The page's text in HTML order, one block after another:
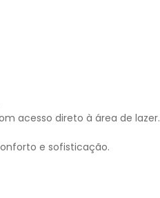
acesso direto à área de lazer.
e sofisticação.